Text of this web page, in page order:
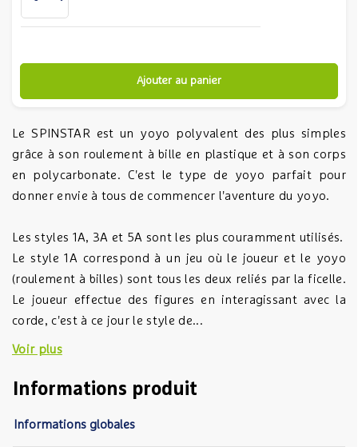
Ajouter au panier
Le SPINSTAR est un yoyo polyvalent des plus simples
grâce à son roulement à bille en plastique et à son corps
en polycarbonate. C'est le type de yoyo parfait pour
donner envie à tous de commencer l'aventure du yoyo.
Les styles 1A, 3A et 5A sont les plus couramment utilisés.
Le style 1A correspond à un jeu où le joueur et le yoyo
(roulement à billes) sont tous les deux reliés par la ficelle.
Le joueur effectue des figures en interagissant avec la
corde, c'est à ce jour le style de...
Voir plus
Informations produit
Informations globales